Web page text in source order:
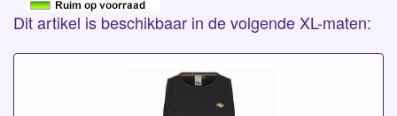
Dit artikel is beschikbaar in de volgende XL-maten: